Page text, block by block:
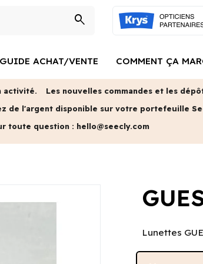
search
GUIDE ACHAT/VENTE COMMENT ÇA
activité.
Les nouvelles commandes et les
de l'argent disponible sur votre portefeuille
toute question : hello@seecly.com
Lunettes